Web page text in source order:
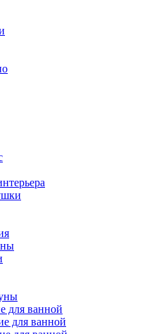
для ванной
для ванной